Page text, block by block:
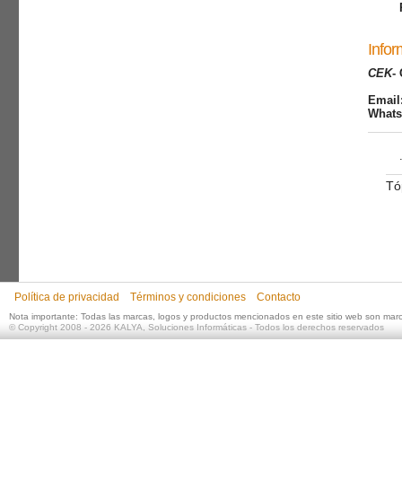
CEK-
.
Política de privacidad Términos y condiciones Contacto
Nota importante: Todas las marcas, logos y productos mencionados en este sitio web son
©Copyright 2008 - 2026 KALYA, Soluciones Informáticas- Todos los derechos reservados